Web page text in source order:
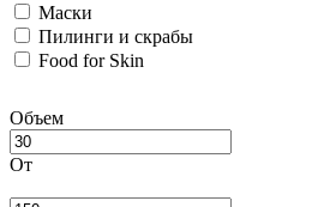
Маски
Пилинги и скрабы
Food for Skin
Объем
От